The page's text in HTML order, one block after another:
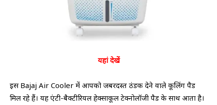
यहां देखें
इस Bajaj Air Cooler में आपको जबरदस्त ठंडक देने वाले कूलिंग पैड
मिल रहे हैं। यह एंटी-बैक्टीरियल हेक्साकूल टेक्नोलॉजी पैड के साथ आता है।